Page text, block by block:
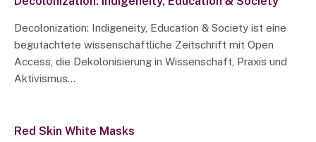
Decolonization: Indigeneity, Education & Society ist eine
begutachtete wissenschaftliche Zeitschrift mit Open
Access, die Dekolonisierung in Wissenschaft, Praxis und
Aktivismus…
Red Skin White Masks